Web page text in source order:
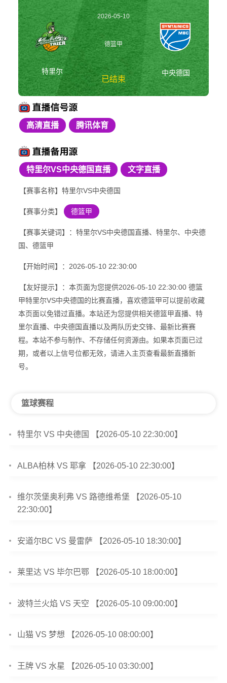
特里尔
2026-05-10
22:30:00
德篮甲
已结束
中央德国
高清直播 腾讯体育
特里尔VS中央德国直播 文字直播
【赛事名称】特里尔VS中央德国
【赛事分类】 德篮甲
【赛事关键词】：特里尔VS中央德国直播、特里尔、中央德
国、德篮甲
【开始时间】：2026-05-10 22:30:00
【友好提示】：本页面为您提供2026-05-10 22:30:00 德篮
甲特里尔VS中央德国的比赛直播，喜欢德篮甲可以提前收藏
本页面以免错过直播。本站还为您提供相关德篮甲直播、特
里尔直播、中央德国直播以及两队历史交锋、最新比赛赛
程。本站不参与制作、不存储任何资源由。如果本页面已过
期，或者以上信号位都无效，请进入主页查看最新直播新
号。
篮球赛程
特里尔 VS 中央德国 【2026-05-10 22:30:00】
ALBA柏林 VS 耶拿 【2026-05-10 22:30:00】
维尔茨堡奥利弗 VS 路德维希堡 【2026-05-10
22:30:00】
安道尔BC VS 曼雷萨 【2026-05-10 18:30:00】
莱里达 VS 毕尔巴鄂 【2026-05-10 18:00:00】
波特兰火焰 VS 天空 【2026-05-10 09:00:00】
山猫 VS 梦想 【2026-05-10 08:00:00】
王牌 VS 水星 【2026-05-10 03:30:00】